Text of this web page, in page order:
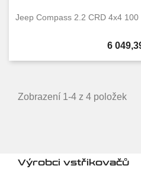
Jeep Compass 2.2 CRD 4x4 100
Cena
6
Zobrazení 1-4 z 4 položek
Výrobci vstřikovačů